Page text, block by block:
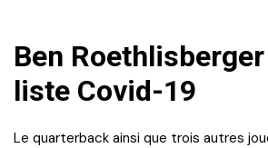
Ben
liste Covid-19
Le quarterback ainsi que trois autres